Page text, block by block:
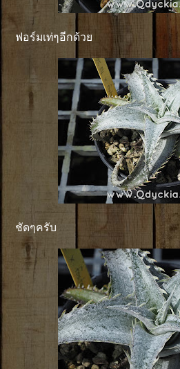
ฟอร์มเท่ๆอีกด้วย
ชัดๆครับ